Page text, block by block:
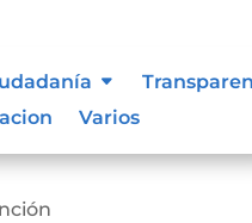
Varios
Y PREVENCIÓN